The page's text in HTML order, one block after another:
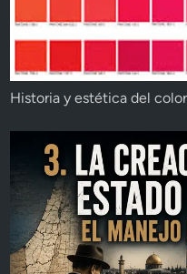
Historia y estética del color